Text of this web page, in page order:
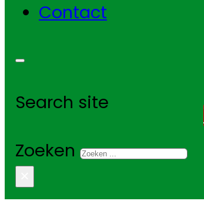
Contact
Search site
Zoeken